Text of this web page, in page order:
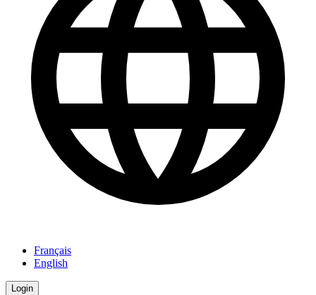
Français
English
Login